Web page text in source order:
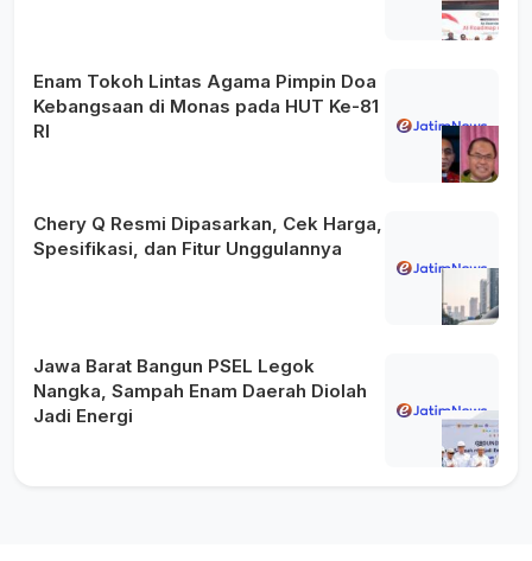
Enam Tokoh Lintas Agama Pimpin Doa
Kebangsaan di Monas pada HUT Ke-81
RI
Chery Q Resmi Dipasarkan, Cek Harga,
Spesifikasi, dan Fitur Unggulannya
Jawa Barat Bangun PSEL Legok
Nangka, Sampah Enam Daerah Diolah
Jadi Energi